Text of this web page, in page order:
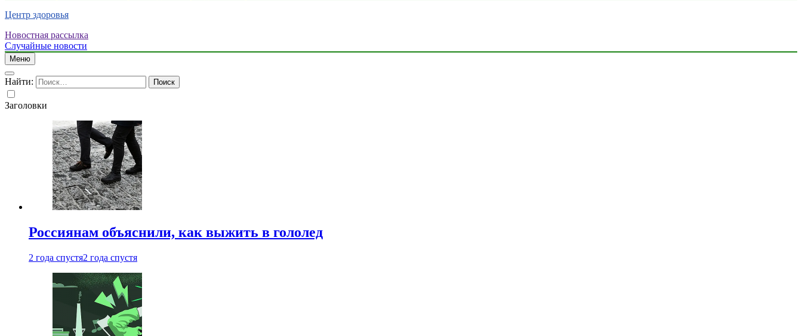
Центр здоровья
Новостная рассылка
Случайные новости
Меню
Найти:
Заголовки
Россиянам объяснили, как выжить в гололед
2 года спустя2 года спустя